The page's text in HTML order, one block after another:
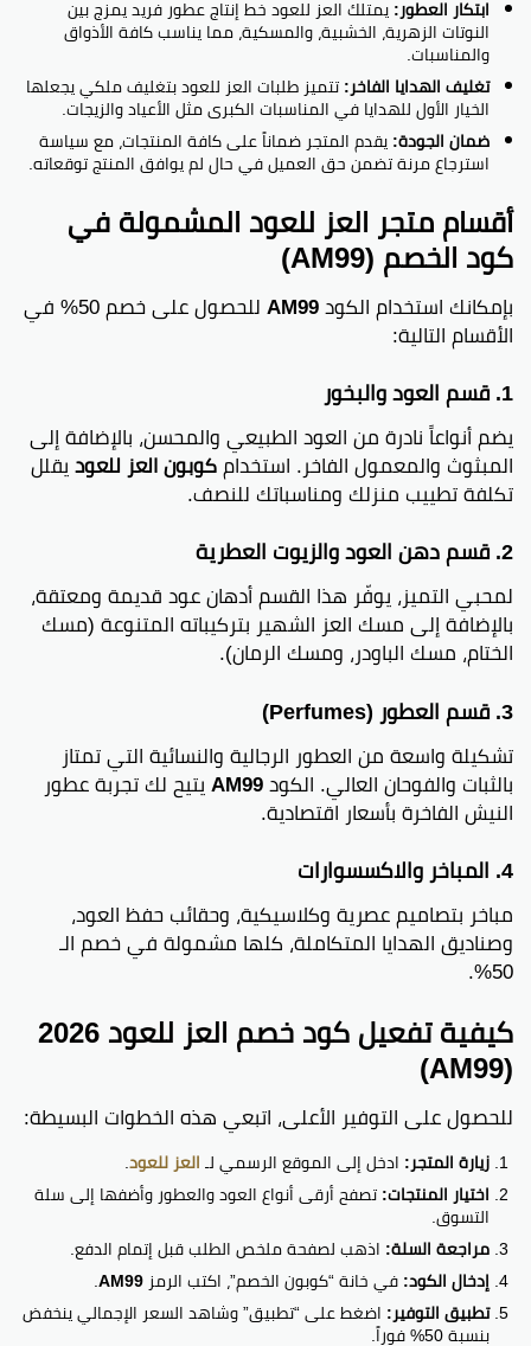
ابتكار العطور:يمتلك العز للعود خط إنتاج عطور فريد يمزج بين
النوتات الزهرية، الخشبية، والمسكية، مما يناسب كافة الأذواق
والمناسبات.
تغليف الهدايا الفاخر:تتميز طلبات العز للعود بتغليف ملكي يجعلها
الخيار الأول للهدايا في المناسبات الكبرى مثل الأعياد والزيجات.
ضمان الجودة:يقدم المتجر ضماناً على كافة المنتجات، مع سياسة
استرجاع مرنة تضمن حق العميل في حال لم يوافق المنتج توقعاته.
أقسام متجر العز للعود المشمولة في
كود الخصم (AM99)
بإمكانك استخدام الكودAM99 للحصول على خصم 50% في
الأقسام التالية:
1. قسم العود والبخور
يضم أنواعاً نادرة من العود الطبيعي والمحسن، بالإضافة إلى
المبثوث والمعمول الفاخر. استخدامكوبون العز للعوديقلل
تكلفة تطييب منزلك ومناسباتك للنصف.
2. قسم دهن العود والزيوت العطرية
لمحبي التميز، يوفّر هذا القسم أدهان عود قديمة ومعتقة،
بالإضافة إلى مسك العز الشهير بتركيباته المتنوعة (مسك
الختام، مسك الباودر، ومسك الرمان).
3. قسم العطور (Perfumes)
تشكيلة واسعة من العطور الرجالية والنسائية التي تمتاز
بالثبات والفوحان العالي. الكودAM99يتيح لك تجربة عطور
النيش الفاخرة بأسعار اقتصادية.
4. المباخر والاكسسوارات
مباخر بتصاميم عصرية وكلاسيكية، وحقائب حفظ العود،
وصناديق الهدايا المتكاملة، كلها مشمولة في خصم الـ
50%.
كيفية تفعيل كود خصم العز للعود 2026
(AM99)
للحصول على التوفير الأعلى، اتبعي هذه الخطوات البسيطة:
زيارة المتجر: ادخل إلى الموقع الرسمي لـالعز للعود.
اختيار المنتجات:تصفح أرقى أنواع العود والعطور وأضفها إلى سلة
التسوق.
مراجعة السلة: اذهب لصفحة ملخص الطلب قبل إتمام الدفع.
إدخال الكود:في خانة “كوبون الخصم”، اكتب الرمز AM99
.
تطبيق التوفير: اضغط على “تطبيق” وشاهد السعر الإجمالي ينخفض
بنسبة 50% فوراً.